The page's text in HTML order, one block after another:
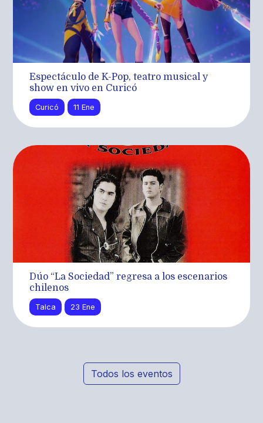
Espectáculo de K-Pop, teatro musical y
show en vivo en Curicó
Curicó 11 Ene
Dúo “La Sociedad” regresa a los escenarios
chilenos
Talca 23 Ene
Todos los eventos